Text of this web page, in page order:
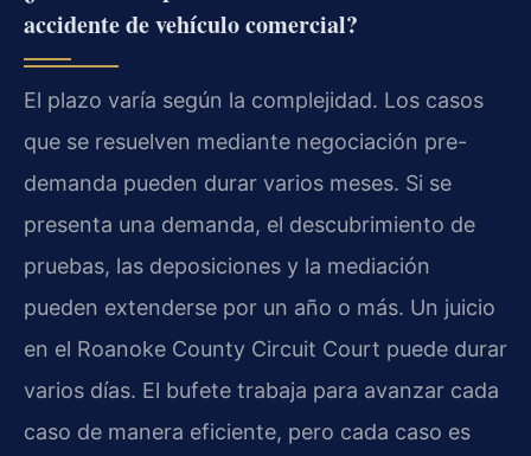
accidente de vehículo comercial?
El plazo varía según la complejidad. Los casos
que se resuelven mediante negociación pre-
demanda pueden durar varios meses. Si se
presenta una demanda, el descubrimiento de
pruebas, las deposiciones y la mediación
pueden extenderse por un año o más. Un juicio
en el Roanoke County Circuit Court puede durar
varios días. El bufete trabaja para avanzar cada
caso de manera eficiente, pero cada caso es